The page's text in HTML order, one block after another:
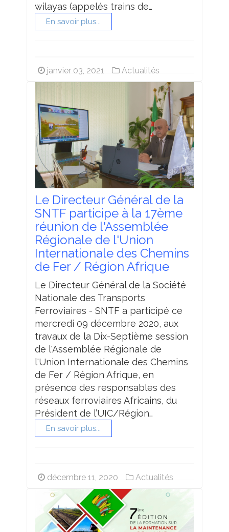
wilayas (appelés trains de…
En savoir plus...
janvier 03, 2021 Actualités
Le Directeur Général de la
SNTF participe à la 17ème
réunion de l'Assemblée
Régionale de l'Union
Internationale des Chemins
de Fer / Région Afrique
Le Directeur Général de la Société
Nationale des Transports
Ferroviaires - SNTF a participé ce
mercredi 09 décembre 2020, aux
travaux de la Dix-Septième session
de l'Assemblée Régionale de
l'Union Internationale des Chemins
de Fer / Région Afrique, en
présence des responsables des
réseaux ferroviaires Africains, du
Président de l’UIC/Région…
En savoir plus...
décembre 11, 2020 Actualités